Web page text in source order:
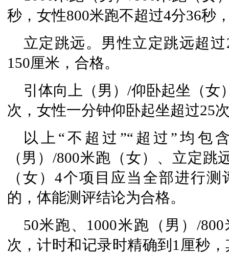
秒，女性800米跑不超过4分36秒
立定跳远。男性立定跳远超
150厘米，合格。
引体向上（男）/仰卧起坐（女
次，女性一分钟仰卧起坐超过25
以上“不超过”“超过”均包
（男）/800米跑（女）、立定
（女）4个项目应当全部进行
的，体能测评结论为合格。
50米跑、1000米跑（男）/
次，计时和记录时精确到1厘秒